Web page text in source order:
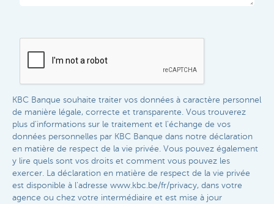
KBC Banque souhaite traiter vos données à caractère personnel
de manière légale, correcte et transparente. Vous trouverez
plus d'informations sur le traitement et l'échange de vos
données personnelles par KBC Banque dans notre déclaration
en matière de respect de la vie privée. Vous pouvez également
y lire quels sont vos droits et comment vous pouvez les
exercer. La déclaration en matière de respect de la vie privée
est disponible à l'adresse www.kbc.be/fr/privacy, dans votre
agence ou chez votre intermédiaire et est mise à jour